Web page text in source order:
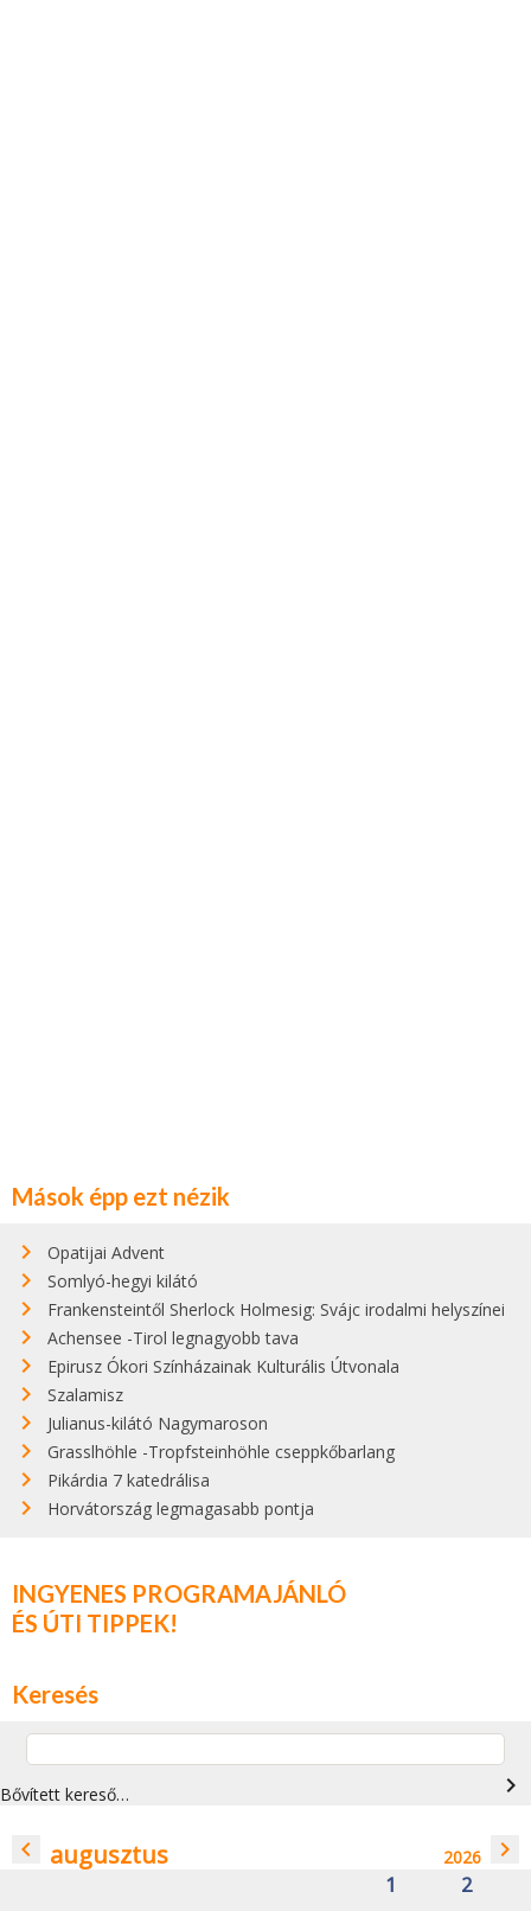
Mások épp ezt nézik
Opatijai Advent
Somlyó-hegyi kilátó
Frankensteintől Sherlock Holmesig: Svájc irodalmi helyszínei
Achensee -Tirol legnagyobb tava
Epirusz Ókori Színházainak Kulturális Útvonala
Szalamisz
Julianus-kilátó Nagymaroson
Grasslhöhle -Tropfsteinhöhle cseppkőbarlang
Pikárdia 7 katedrálisa
Horvátország legmagasabb pontja
INGYENES PROGRAMAJÁNLÓ
ÉS ÚTI TIPPEK!
Keresés
Bővített kereső… navigate_next
navigate_before augusztus 2026 navigate_next
1 2